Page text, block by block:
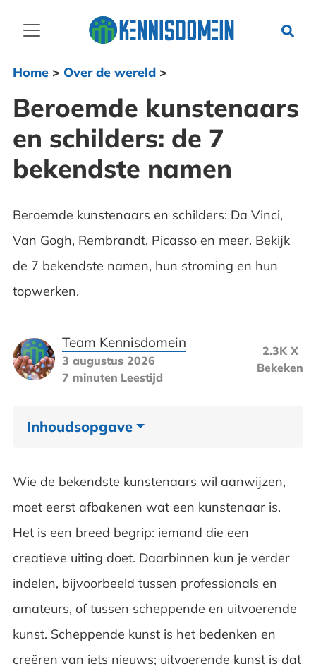
Home> Over de wereld>
Beroemde kunstenaars
en schilders: de 7
bekendste namen
Beroemde kunstenaars en schilders: Da Vinci,
Van Gogh, Rembrandt, Picasso en meer. Bekijk
de 7 bekendste namen, hun stroming en hun
topwerken.
Team Kennisdomein
3 augustus 2026
7 minuten Leestijd
2.3K X
Bekeken
Inhoudsopgave
Leonardo da Vinci
Michelangelo Buonarroti
Pablo Picasso
Johannes Vermeer
Wie de bekendste kunstenaars wil aanwijzen,
moet eerst afbakenen wat een kunstenaar is.
Het is een breed begrip: iemand die een
creatieve uiting doet. Daarbinnen kun je verder
indelen, bijvoorbeeld tussen professionals en
amateurs, of tussen scheppende en uitvoerende
kunst. Scheppende kunst is het bedenken en
creëren van iets nieuws; uitvoerende kunst is dat